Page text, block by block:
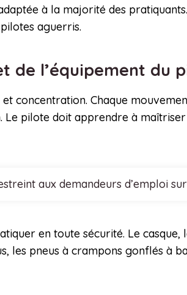
à la majorité des
aguerris.
de l’équipement du
concentration. Chaque
Le pilote doit apprendre à
aux demandeurs d’emploi
en toute sécurité. Le
les pneus à crampons gonflés à